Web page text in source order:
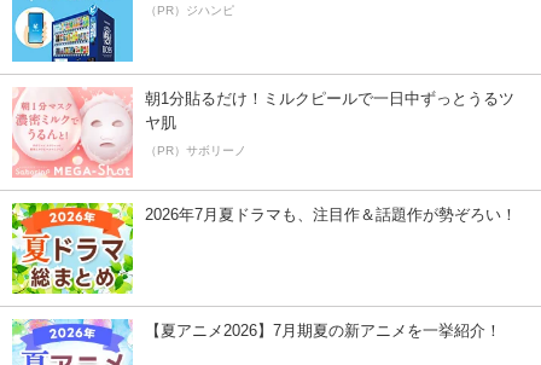
（PR）ジハンピ
朝1分貼るだけ！ミルクピールで一日中ずっとうるツ
ヤ肌
（PR）サボリーノ
2026年7月夏ドラマも、注目作＆話題作が勢ぞろい！
【夏アニメ2026】7月期夏の新アニメを一挙紹介！